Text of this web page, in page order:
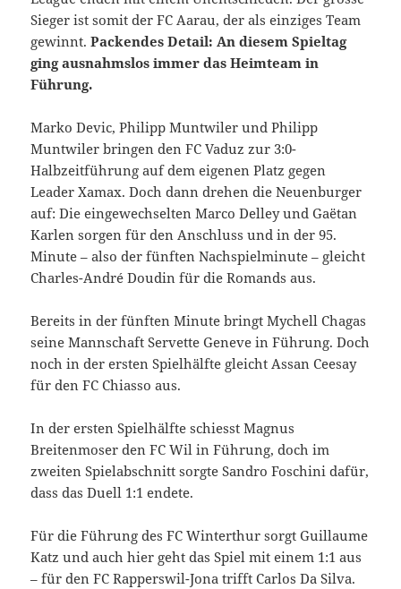
Sieger ist somit der FC Aarau, der als einziges Team
gewinnt.Packendes Detail: An diesem Spieltag
ging ausnahmslos immer das Heimteam in
Führung.
Marko Devic, Philipp Muntwiler und Philipp
Muntwiler bringen den FC Vaduz zur 3:0-
Halbzeitführung auf dem eigenen Platz gegen
Leader Xamax. Doch dann drehen die Neuenburger
auf: Die eingewechselten Marco Delley und Gaëtan
Karlen sorgen für den Anschluss und in der 95.
Minute – also der fünften Nachspielminute – gleicht
Charles-André Doudin für die Romands aus.
Bereits in der fünften Minute bringt Mychell Chagas
seine Mannschaft Servette Geneve in Führung. Doch
noch in der ersten Spielhälfte gleicht Assan Ceesay
für den FC Chiasso aus.
In der ersten Spielhälfte schiesst Magnus
Breitenmoser den FC Wil in Führung, doch im
zweiten Spielabschnitt sorgte Sandro Foschini dafür,
dass das Duell 1:1 endete.
Für die Führung des FC Winterthur sorgt Guillaume
Katz und auch hier geht das Spiel mit einem 1:1 aus
– für den FC Rapperswil-Jona trifft Carlos Da Silva.